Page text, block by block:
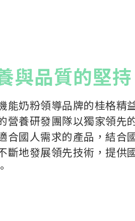
與品質的堅持
能奶粉領導品牌的桂格精
營養研發團隊以獨家領先
合國人需求的產品，結合
斷地發展領先技術，提供